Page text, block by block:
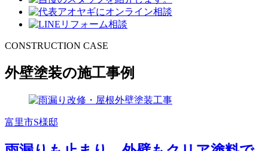
CONSTRUCTION CASE
外壁塗装の施工事例
富里市S様邸